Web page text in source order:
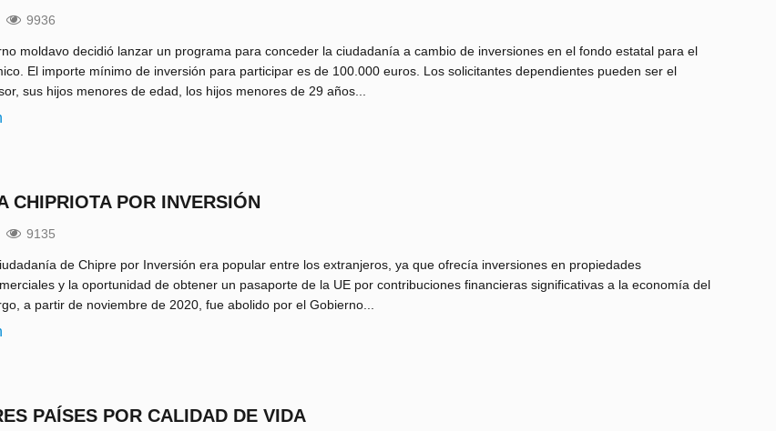
9936
moldavo decidió lanzar un programa para conceder la ciudadanía a cambio de inversiones en el fondo estatal para el
El importe mínimo de inversión para participar es de 100.000 euros. Los solicitantes dependientes pueden ser el
sus hijos menores de edad, los hijos menores de 29 años...
CHIPRIOTA POR INVERSIÓN
9135
de Chipre por Inversión era popular entre los extranjeros, ya que ofrecía inversiones en propiedades
y la oportunidad de obtener un pasaporte de la UE por contribuciones financieras significativas a la economía del
a partir de noviembre de 2020, fue abolido por el Gobierno...
PAÍSES POR CALIDAD DE VIDA